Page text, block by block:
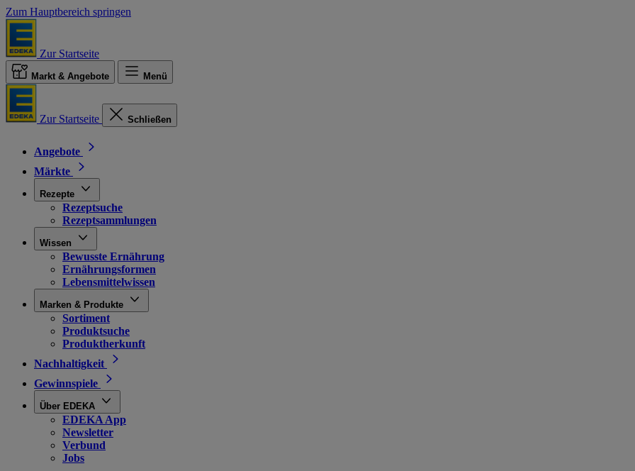
Zum Hauptbereich springen
Zur Startseite
Markt & Angebote Menü
Zur Startseite Schließen
Angebote
Märkte
Rezepte
Rezeptsuche
Rezeptsammlungen
Wissen
Bewusste Ernährung
Ernährungsformen
Lebensmittelwissen
Marken & Produkte
Sortiment
Produktsuche
Produktherkunft
Nachhaltigkeit
Gewinnspiele
Über EDEKA
EDEKA App
Newsletter
Verbund
Jobs